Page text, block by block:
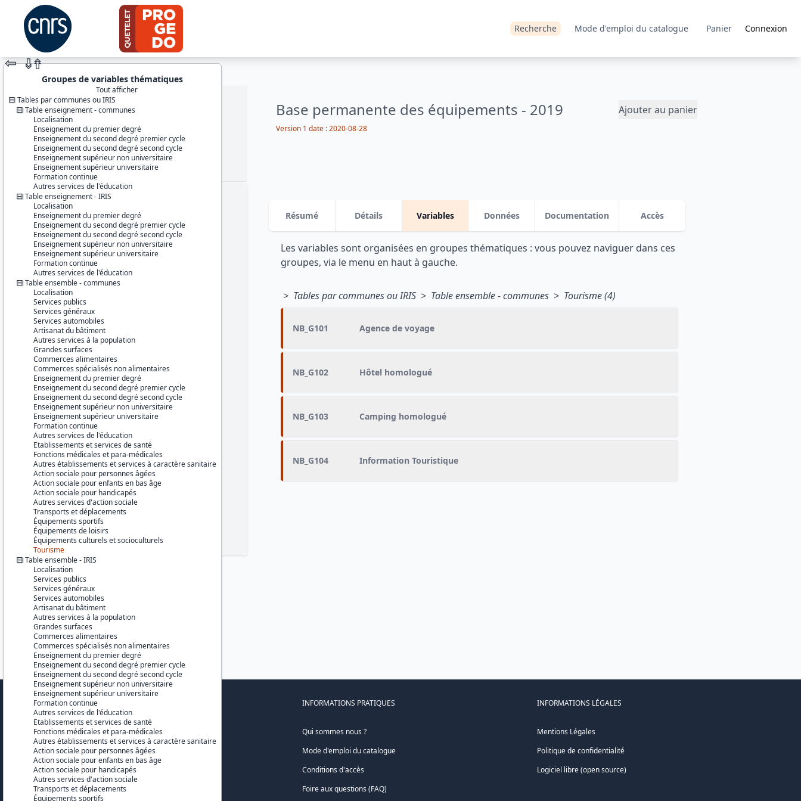
Recherche Mode d'emploi du catalogue Panier Connexion
JEU DE DONNÉES
Base permanente des équipements - 2019 Ajouter au panier
Version 1 date : 2020-08-28
⇦ ⇮⇮
Groupes de variables thématiques
Tout afficher
Tables par communes ou IRIS
Table enseignement - communes
Localisation
Enseignement du premier degré
Enseignement du second degré premier cycle
Enseignement du second degré second cycle
Enseignement supérieur non universitaire
Enseignement supérieur universitaire
Formation continue
Autres services de l'éducation
Table enseignement - IRIS
Localisation
Enseignement du premier degré
Enseignement du second degré premier cycle
Enseignement du second degré second cycle
Enseignement supérieur non universitaire
Enseignement supérieur universitaire
Formation continue
Autres services de l'éducation
Table ensemble - communes
Localisation
Services publics
Services généraux
Services automobiles
Artisanat du bâtiment
Autres services à la population
Grandes surfaces
Commerces alimentaires
Commerces spécialisés non alimentaires
Enseignement du premier degré
Enseignement du second degré premier cycle
Enseignement du second degré second cycle
Enseignement supérieur non universitaire
Enseignement supérieur universitaire
Formation continue
Autres services de l'éducation
Etablissements et services de santé
Fonctions médicales et para-médicales
Autres établissements et services à caractère sanitaire
Action sociale pour personnes âgées
Action sociale pour enfants en bas âge
Action sociale pour handicapés
Autres services d'action sociale
Transports et déplacements
Équipements sportifs
Équipements de loisirs
Équipements culturels et socioculturels
Tourisme
Table ensemble - IRIS
Localisation
Services publics
Services généraux
Services automobiles
Artisanat du bâtiment
Autres services à la population
Grandes surfaces
Commerces alimentaires
Commerces spécialisés non alimentaires
Enseignement du premier degré
Enseignement du second degré premier cycle
Enseignement du second degré second cycle
Enseignement supérieur non universitaire
Enseignement supérieur universitaire
Formation continue
Autres services de l'éducation
Etablissements et services de santé
Fonctions médicales et para-médicales
Autres établissements et services à caractère sanitaire
Action sociale pour personnes âgées
Action sociale pour enfants en bas âge
Action sociale pour handicapés
Autres services d'action sociale
Transports et déplacements
Équipements sportifs
Identifiants :
lil-1444
doi:10.13144/lil-1444
Thème :
Données localisées
Série :Base permanente des
équipements (BPE)
Martinique
Guyane
La Réunion
Mayotte
Producteur :
INSEE
Diffuseur :
Progedo-Adisp
Résumé Détails Variables Données Documentation Accès
Les variables sont organisées en groupes thématiques : vous pouvez naviguer dans ces
groupes, via le menu en haut à gauche.
> Tables par communes ou IRIS > Table ensemble - communes > Tourisme (4)
NB_G101 Agence de voyage
NB_G102 Hôtel homologué
NB_G103 Camping homologué
NB_G104 Information Touristique
PARTENAIRES
Cepremap
DBnomics
Huma-Num
INFORMATIONS PRATIQUES
Qui sommes nous ?
Mode d'emploi du catalogue
Conditions d'accès
Foire aux questions (FAQ)
INFORMATIONS LÉGALES
Mentions Légales
Politique de confidentialité
Logiciel libre (open source)